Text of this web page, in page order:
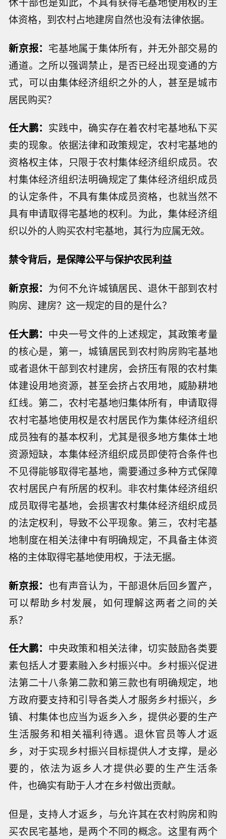
体资格，到农村占地建房自然也没有法律依据。
新京报： 宅基地属于集体所有，并无外部交易的
通道。之所以强调禁止，是否已经出现变通的方
式，可以由集体经济组织之外的人，甚至是城市
居民购买？
任大鹏： 实践中，确实存在着农村宅基地私下买
卖的现象。依据法律和政策规定，农村宅基地的
资格权主体，只限于农村集体经济组织成员。农
村集体经济组织法明确规定了集体经济组织成员
的认定条件，不具有集体成员资格，也就当然不
具有申请取得宅基地的权利。为此，集体经济组
织以外的人购买农村宅基地，其行为应属无效。
禁令背后，是保障公平与保护农民利益
新京报： 为何不允许城镇居民、退休干部到农村
购房、建房？这一规定的目的是什么？
任大鹏： 中央一号文件的上述规定，其政策考量
的核心是，第一，城镇居民到农村购房购宅基地
或者退休干部到农村建房，会挤压有限的农村集
体建设用地资源，甚至会挤占农用地，威胁耕地
红线。第二，农村宅基地归集体所有，申请取得
农村宅基地使用权是农村居民作为集体经济组织
成员独有的基本权利，尤其是很多地方集体土地
资源短缺，本集体经济组织成员即使符合条件也
不见得能够取得宅基地，需要通过多种方式保障
农村居民户有所居的权利。非农村集体经济组织
成员取得宅基地，会损害农村集体经济组织成员
的法定权利，导致不公平现象。第三，农村宅基
地制度在相关法律中有明确规定，不具备主体资
格的主体取得宅基地使用权，于法无据。
新京报：也有声音认为，干部退休后回乡置产，
可以帮助乡村发展，如何理解这两者之间的关
系？
任大鹏： 中央政策和相关法律，切实鼓励各类要
素包括人才要素融入乡村振兴中。乡村振兴促进
法第二十八条第二款和第三款也有明确规定，地
方政府要支持和引导各类人才服务乡村振兴，乡
镇、村集体也应当为返乡入乡，提供必要的生产
生活服务和相关福利待遇。退休官员等人才返
乡，对于实现乡村振兴目标提供人才支撑，是必
要的，依法为返乡人才提供必要的生产生活条
件，也确实有助于人才在乡村做出贡献。
但是，支持人才返乡，与允许其在农村购房和购
买农民宅基地，是两个不同的概念。这里有两个